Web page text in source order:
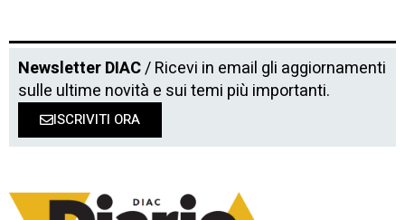
Newsletter DIAC/ Ricevi in email gli aggiornamenti
sulle ultime novità e sui temi più importanti.
ISCRIVITI ORA